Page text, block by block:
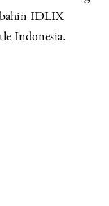
IDLIX
Indonesia.